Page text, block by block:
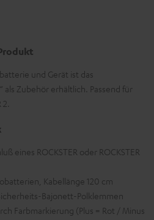
und Gerät ist das
als Zubehör erhältlich. Passend für
eines ROCKSTER oder ROCKSTER
Kabellänge 120 cm
Bajonett-Polklemmen
Farbmarkierung (Plus = Rot / Minus